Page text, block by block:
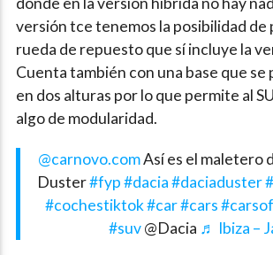
versión tce tenemos la posibilidad de
rueda de repuesto que sí incluye la
Cuenta también con una base que se
en dos alturas por lo que permite al
algo de modularidad.
@carnovo.comAsí es el maletero
Duster#fyp#dacia#daciaduster
#cochestiktok#car#cars
#suv@Dacia ♬ Ibiza –